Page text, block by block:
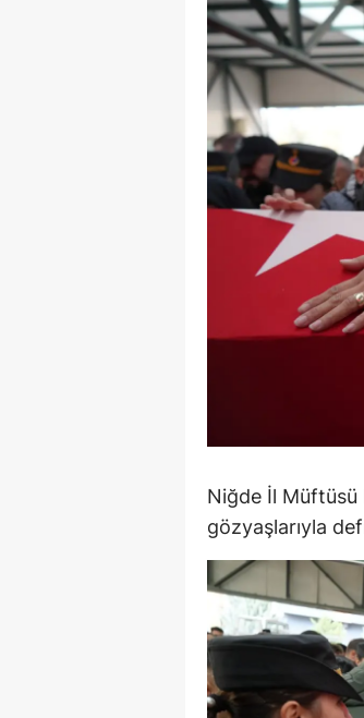
Niğde İl Müftüsü
gözyaşlarıyla